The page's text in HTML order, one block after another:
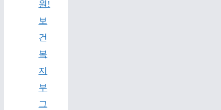
원!
보
건
복
지
부
그